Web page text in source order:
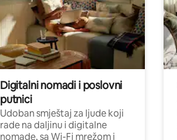
Digitalni nomadi i poslovni
putnici
Udoban smještaj za ljude koji
rade na daljinu i digitalne
nomade, sa Wi-Fi mrežom i